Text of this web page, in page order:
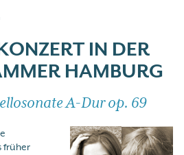
IN DER
HAMBURG
A-Dur op. 69
früher